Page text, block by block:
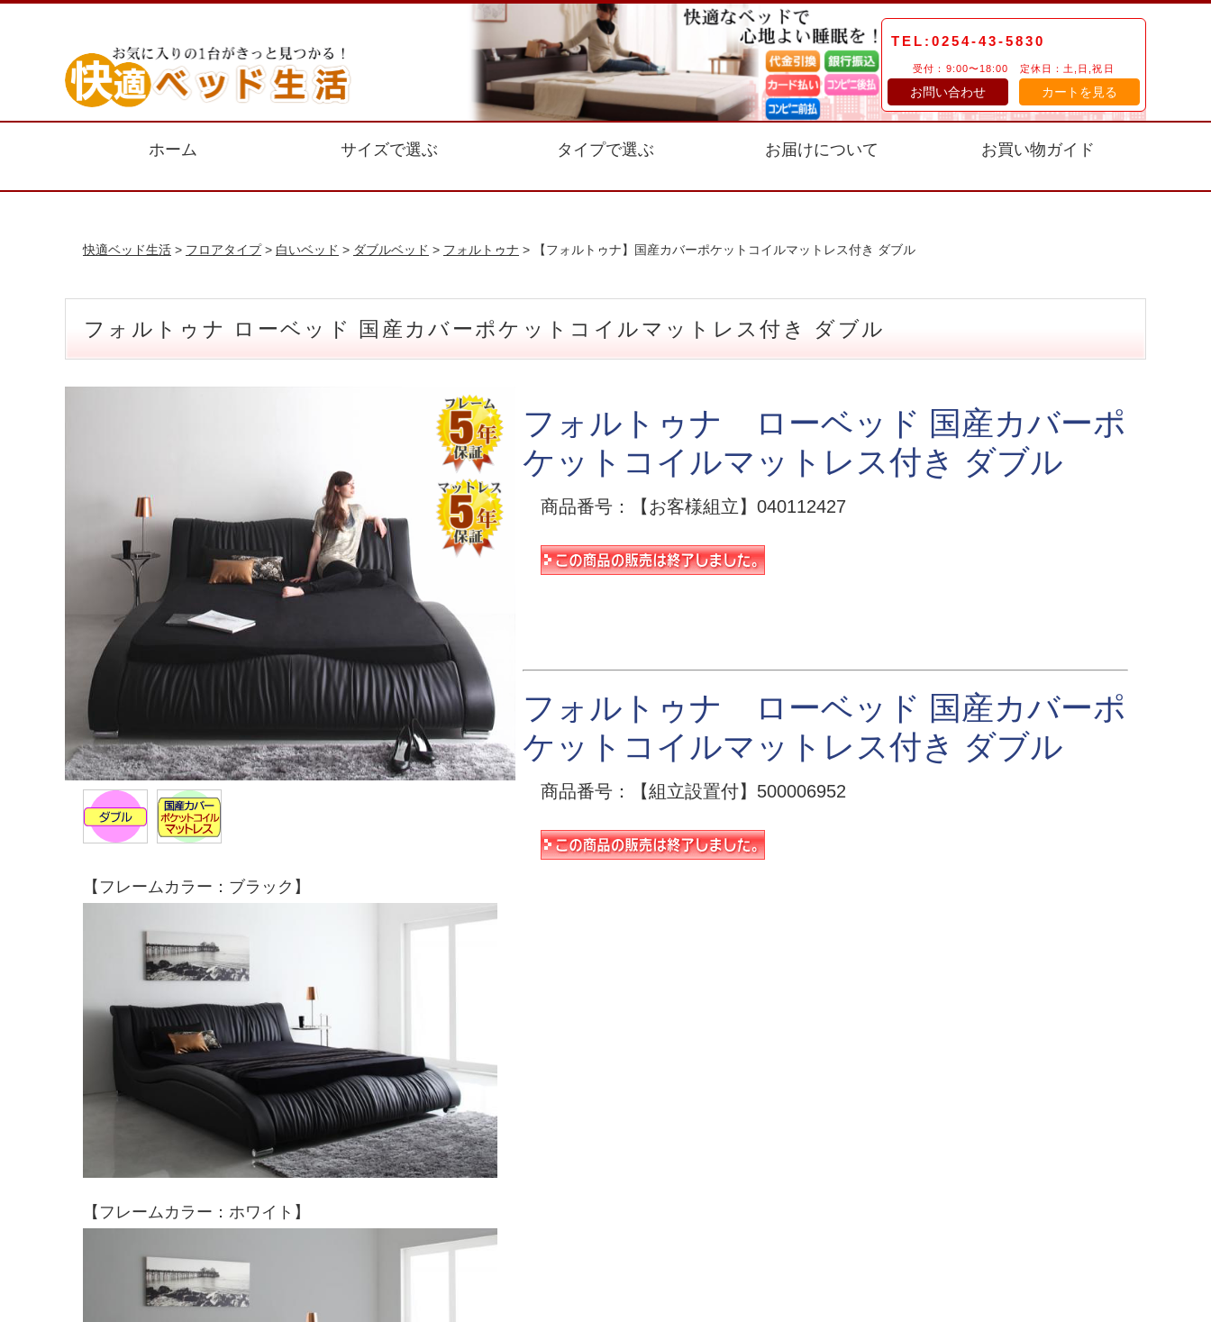
TEL:0254-43-5830
受付：9:00〜18:00 定休日：土,日,祝日
お問い合わせ カートを見る
ホーム サイズで選ぶ タイプで選ぶ お届けについて お買い物ガイド
快適ベッド生活 > フロアタイプ> 白いベッド > ダブルベッド > フォルトゥナ > 【フォルトゥナ】国産カバーポケットコイルマットレス付き ダブル
フォルトゥナ ローベッド 国産カバーポケットコイルマットレス付き ダブル
【フレームカラー：ブラック】
【フレームカラー：ホワイト】
フォルトゥナ ローベッド 国産カバーポ
ケットコイルマットレス付き ダブル
商品番号：【お客様組立】040112427
フォルトゥナ ローベッド 国産カバーポ
ケットコイルマットレス付き ダブル
商品番号：【組立設置付】500006952